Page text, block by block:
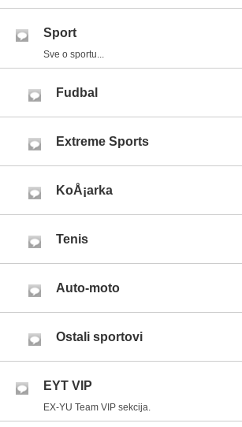
Sport
Sve o sportu...
Fudbal
Extreme Sports
KoÅ¡arka
Tenis
Auto-moto
Ostali sportovi
EYT VIP
EX-YU Team VIP sekcija.